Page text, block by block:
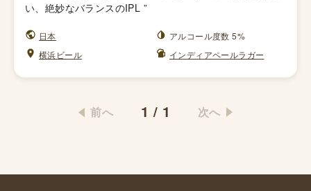
い、絶妙なバランスのIPL ”
日本
アルコール度数 5%
横浜ビール
インディアペールラガー
前へ 1 / 1 次へ